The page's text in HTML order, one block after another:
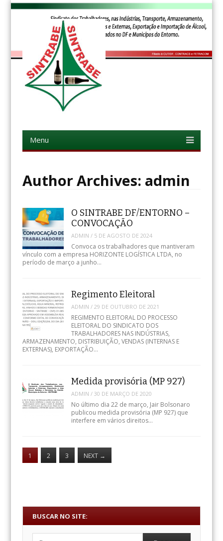
SINTRABE-DF
minicípios do entorno.
Menu
Author Archives: admin
O SINTRABE DF/ENTORNO –
CONVOCAÇÃO
ADMIN / 5 DE AGOSTO DE 2024
Convoca os trabalhadores que mantiveram
vínculo com a empresa HORIZONTE LOGÍSTICA LTDA, no
período de março a junho…
Regimento Eleitoral
ADMIN / 29 DE OUTUBRO DE 2021
REGIMENTO ELEITORAL DO PROCESSO
ELEITORAL DO SINDICATO DOS
TRABALHADORES NAS INDÚSTRIAS,
ARMAZENAMENTO, DISTRIBUIÇÃO, VENDAS (INTERNAS E
EXTERNAS), EXPORTAÇÃO…
Medida provisória (MP 927)
ADMIN / 30 DE MARÇO DE 2020
No último dia 22 de março, Jair Bolsonaro
publicou medida provisória (MP 927) que
interfere em vários direitos…
1 2 3 NEXT →
BUSCAR NO SITE: